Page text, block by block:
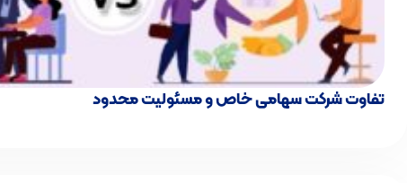
تفاوت شرکت سهامی خاص و مسئولیت محدود